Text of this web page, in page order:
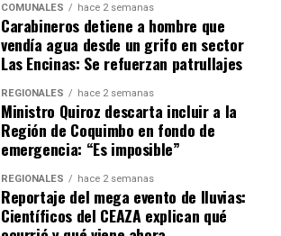
COMUNALES hace 2 semanas
Carabineros detiene a hombre que
vendía agua desde un grifo en sector
Las Encinas: Se refuerzan patrullajes
REGIONALES hace 2 semanas
Ministro Quiroz descarta incluir a la
Región de Coquimbo en fondo de
emergencia: “Es imposible”
REGIONALES hace 2 semanas
Reportaje del mega evento de lluvias:
Científicos del CEAZA explican qué